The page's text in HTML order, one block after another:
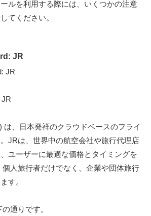
ルを利用する際には、いくつかの注意
てください。
JR
JR
は、日本発祥のクラウドベースのフライ
JRは、世界中の航空会社や旅行代理店
ユーザーに最適な価格とタイミングを
人旅行者だけでなく、企業や団体旅行
す。
通りです。